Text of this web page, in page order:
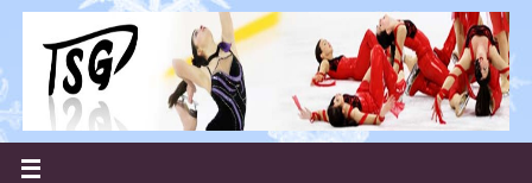
Passer
contenu